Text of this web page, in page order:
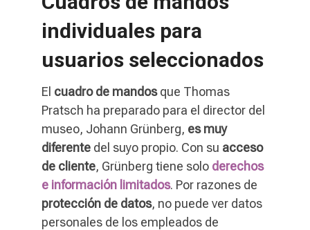
individuales para
usuarios seleccionados
El cuadro de mandosque Thomas
Pratsch ha preparado para el director del
museo, Johann Grünberg, es muy
diferente del suyo propio. Con su acceso
de cliente, Grünberg tiene solo derechos
e información limitados. Por razones de
protección de datos, no puede ver datos
personales de los empleados de